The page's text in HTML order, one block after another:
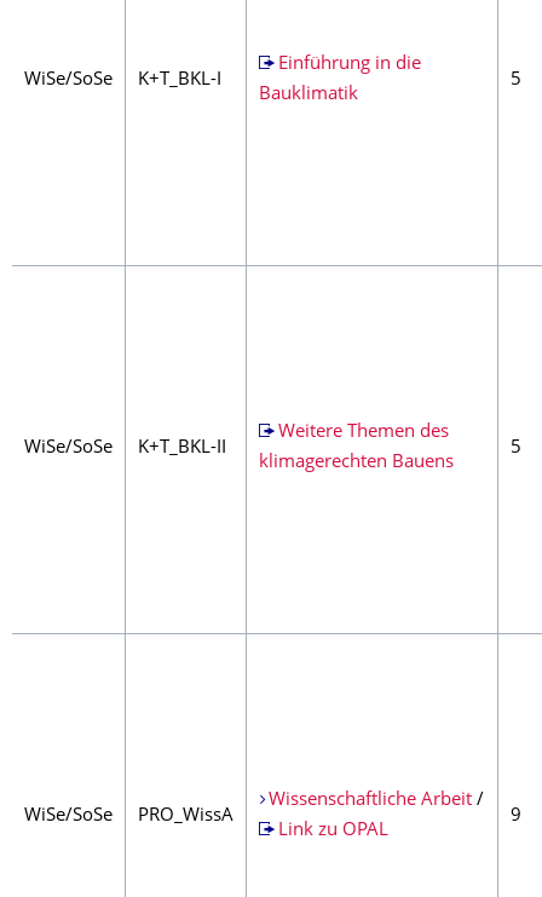
WiSe/SoSe K+T_BKL-I
Einführung in die
Bauklimatik
5
WiSe/SoSe K+T_BKL-II
Weitere Themen des
klimagerechten Bauens
5
WiSe/SoSe PRO_WissA
Wissenschaftliche Arbeit/
Link zu OPAL
9